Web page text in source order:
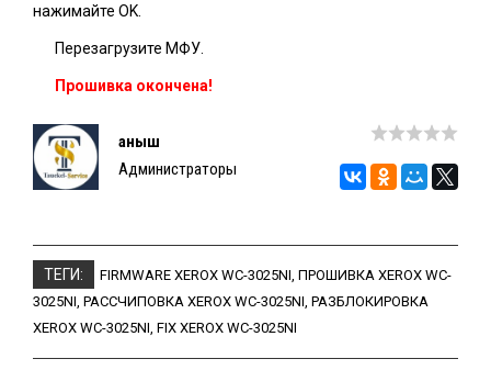
нажимайте OK.
Перезагрузите МФУ.
Прошивка окончена!
Қаныш
Администраторы
ТЕГИ: FIRMWARE XEROX WC-3025NI ПРОШИВКА XEROX WC-
3025NI РАССЧИПОВКА XEROX WC-3025NI РАЗБЛОКИРОВКА
XEROX WC-3025NI FIX XEROX WC-3025NI